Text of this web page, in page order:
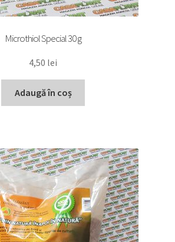
Microthiol Special 30 g
4,50 lei
Adaugă în coș